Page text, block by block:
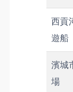
西貢
遊船
濱城
場